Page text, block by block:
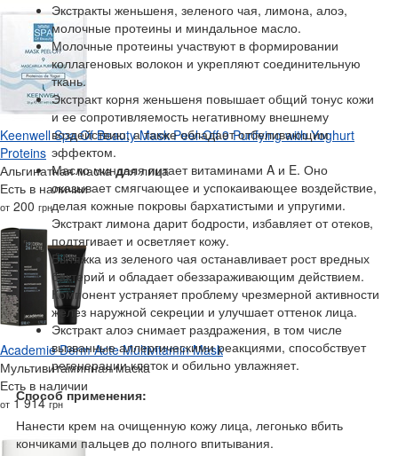
Экстракты женьшеня, зеленого чая, лимона, алоэ,
молочные протеины и миндальное масло.
Молочные протеины участвуют в формировании
коллагеновых волокон и укрепляют соединительную
ткань.
Экстракт корня женьшеня повышает общий тонус кожи
и ее сопротивляемость негативному внешнему
воздействию, а также обладает отбеливающим
эффектом.
Масло миндаля питает витаминами A и E. Оно
оказывает смягчающее и успокаивающее воздействие,
делая кожные покровы бархатистыми и упругими.
Экстракт лимона дарит бодрости, избавляет от отеков,
подтягивает и осветляет кожу.
Вытяжка из зеленого чая останавливает рост вредных
бактерий и обладает обеззараживающим действием.
Компонент устраняет проблему чрезмерной активности
желез наружной секреции и улучшает оттенок лица.
Экстракт алоэ снимает раздражения, в том числе
вызванные аллергическими реакциями, способствует
регенерации клеток и обильно увлажняет.
Способ применения:
Нанести крем на очищенную кожу лица, легонько вбить
кончиками пальцев до полного впитывания.
Keenwell Spa Of Beauty Mask Peel-Off 9 Purifying with Yoghurt
Proteins
Альгинатная маска для лица
Есть в наличии
от 200 грн
Academie Derm Acte Multivitamin Mask
Мультивитаминная маска
Есть в наличии
от 1 914грн